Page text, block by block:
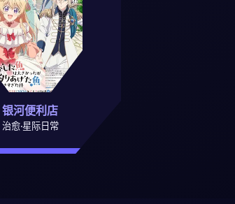
银河便利店
治愈·星际日常